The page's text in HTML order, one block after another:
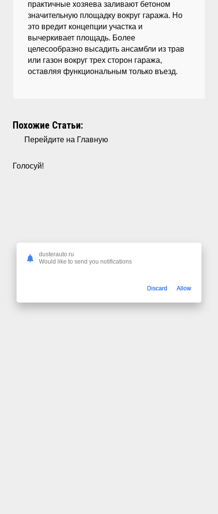
практичные хозяева заливают бетоном
значительную площадку вокруг гаража. Но
это вредит концепции участка и
вычеркивает площадь. Более
целесообразно высадить ансамбли из трав
или газон вокруг трех сторон гаража,
оставляя функциональным только въезд.
Похожие Статьи:
Перейдите на Главную
Голосуй!
dusterauto.ru
Would like to send you notifications
Discard Allow